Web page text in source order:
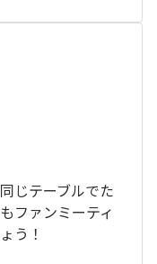
じテーブルでた
ファンミーティ
う！